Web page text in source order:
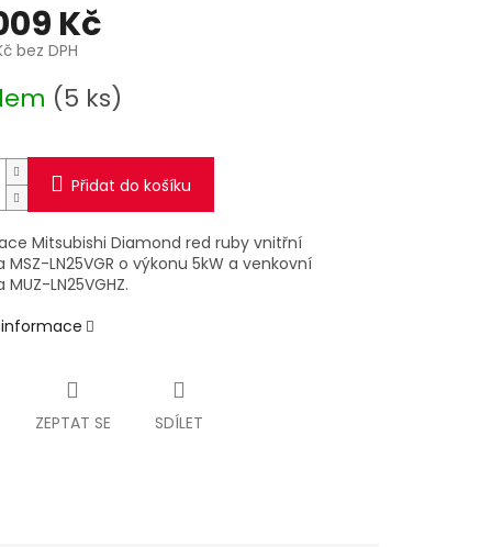
Kč
bez DPH
(5 ks)
Přidat do košíku
Mitsubishi Diamond red ruby vnitřní
LN25VGR o výkonu 5kW a venkovní
LN25VGHZ.
ZEPTAT SE SDÍLET